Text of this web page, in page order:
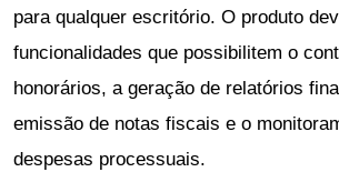
para qualquer escritório. O produto
funcionalidades que possibilitem o
honorários, a geração de relatórios
emissão de notas fiscais e o
despesas processuais.